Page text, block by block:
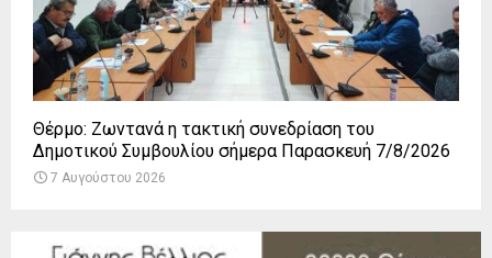
Θέρμο: Ζωντανά η τακτική συνεδρίαση του
Δημοτικού Συμβουλίου σήμερα Παρασκευή 7/8/2026
7 Αυγούστου 2026